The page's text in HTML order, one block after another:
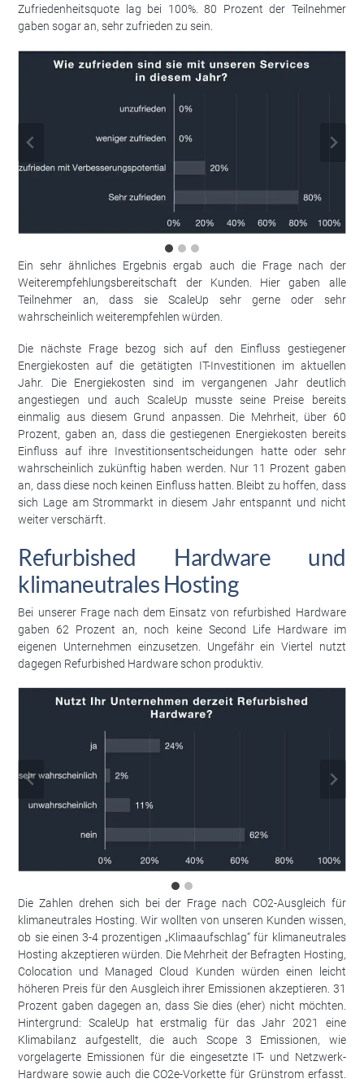
Zufriedenheitsquote lag bei 100%. 80 Prozent der Teilnehmer
gaben sogar an, sehr zufrieden zu sein.
Ein sehr ähnliches Ergebnis ergab auch die Frage nach der
Weiterempfehlungsbereitschaft der Kunden. Hier gaben alle
Teilnehmer an, dass sie ScaleUp sehr gerne oder sehr
wahrscheinlich weiterempfehlen würden.
Die nächste Frage bezog sich auf den Einfluss gestiegener
Energiekosten auf die getätigten IT-Investitionen im aktuellen
Jahr. Die Energiekosten sind im vergangenen Jahr deutlich
angestiegen und auch ScaleUp musste seine Preise bereits
einmalig aus diesem Grund anpassen. Die Mehrheit, über 60
Prozent, gaben an, dass die gestiegenen Energiekosten bereits
Einfluss auf ihre Investitionsentscheidungen hatte oder sehr
wahrscheinlich zukünftig haben werden. Nur 11 Prozent gaben
an, dass diese noch keinen Einfluss hatten. Bleibt zu hoffen, dass
sich Lage am Strommarkt in diesem Jahr entspannt und nicht
weiter verschärft.
Refurbished Hardware und
klimaneutrales Hosting
Bei unserer Frage nach dem Einsatz von refurbished Hardware
gaben 62 Prozent an, noch keine Second Life Hardware im
eigenen Unternehmen einzusetzen. Ungefähr ein Viertel nutzt
dagegen Refurbished Hardware schon produktiv.
Die Zahlen drehen sich bei der Frage nach CO2-Ausgleich für
klimaneutrales Hosting. Wir wollten von unseren Kunden wissen,
ob sie einen 3-4 prozentigen „Klimaaufschlag“ für klimaneutrales
Hosting akzeptieren würden. Die Mehrheit der Befragten Hosting,
Colocation und Managed Cloud Kunden würden einen leicht
höheren Preis für den Ausgleich ihrer Emissionen akzeptieren. 31
Prozent gaben dagegen an, dass Sie dies (eher) nicht möchten.
Hintergrund: ScaleUp hat erstmalig für das Jahr 2021 eine
Klimabilanz aufgestellt, die auch Scope 3 Emissionen, wie
vorgelagerte Emissionen für die eingesetzte IT- und Netzwerk-
Hardware sowie auch die CO2e-Vorkette für Grünstrom erfasst.